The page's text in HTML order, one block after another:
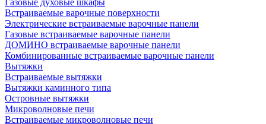
Газовые духовые шкафы
Встраиваемые варочные поверхности
Электрические встраиваемые варочные панели
Газовые встраиваемые варочные панели
ДОМИНО встраиваемые варочные панели
Комбинированные встраиваемые варочные панели
Вытяжки
Встраиваемые вытяжки
Вытяжки каминного типа
Островные вытяжки
Микроволновые печи
Встраиваемые микроволновые печи